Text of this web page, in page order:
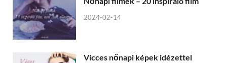
2024-02-14
Vicces nőnapi képek idézettel